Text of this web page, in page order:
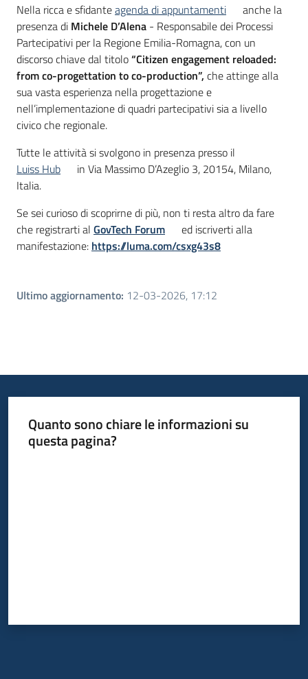
Nella ricca e sfidanteagenda di appuntamenti
anche la
presenza di Michele D’Alena - Responsabile dei Processi
Partecipativi per la Regione Emilia-Romagna, con un
discorso chiave dal titolo“Citizen engagement reloaded:
from co-progettation to co-production”, che attinge alla
sua vasta esperienza nella progettazione e
nell’implementazione di quadri partecipativi sia a livello
civico che regionale.
Tutte le attività si svolgono in presenza presso il
Luiss Hub
in Via Massimo D’Azeglio 3, 20154, Milano,
Italia.
Se sei curioso di scoprirne di più, non ti resta altro da fare
che registrarti al GovTech Forum
ed iscriverti alla
manifestazione: https://luma.com/csxg43s8
Ultimo aggiornamento: 12-03-2026, 17:12
Quanto sono chiare le informazioni su
questa pagina?